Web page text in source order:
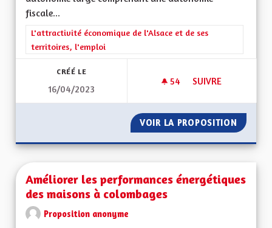
fiscale...
Filtrer les résultats de la catégorie : L'attractivité
L'attractivité économique de l'Alsace et de ses
territoires, l'emploi
CRÉÉ LE
16/04/2023
54 54 ABONNÉS
SUIVRE
VOIR LA PROPOSITION POUR
Améliorer les performances énergétiques
des maisons à colombages
Proposition anonyme